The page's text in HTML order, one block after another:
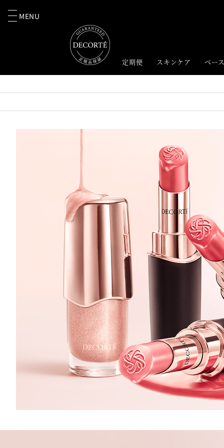
MENU
定期便 スキンケア ベー